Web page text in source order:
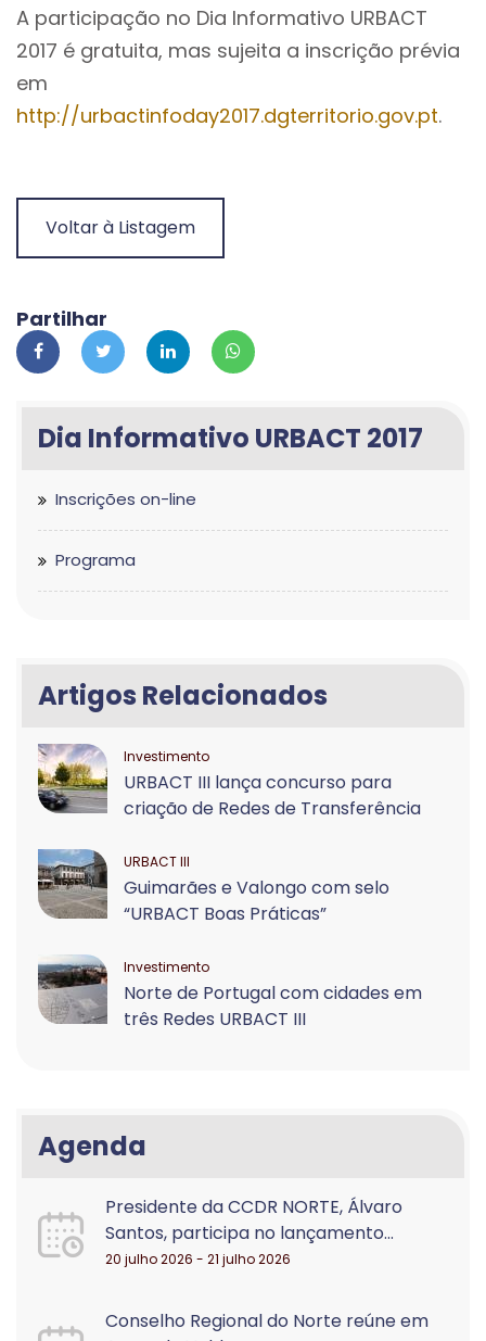
A participação no Dia Informativo URBACT
2017 é gratuita, mas sujeita a inscrição prévia
em
http://urbactinfoday2017.dgterritorio.gov.pt.
Voltar à Listagem
Partilhar
Dia Informativo URBACT 2017
Inscrições on-line
Programa
Artigos Relacionados
Investimento
URBACT III lança concurso para
criação de Redes de Transferência
URBACT III
Guimarães e Valongo com selo
“URBACT Boas Práticas”
Investimento
Norte de Portugal com cidades em
três Redes URBACT III
Agenda
Presidente da CCDR NORTE, Álvaro
Santos, participa no lançamento...
20 julho 2026 - 21 julho 2026
Conselho Regional do Norte reúne em